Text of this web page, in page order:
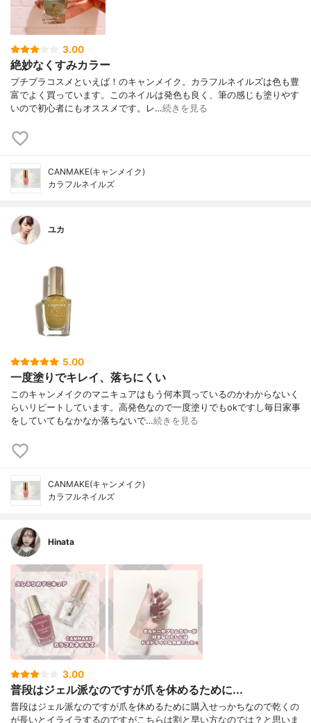
3.00
絶妙なくすみカラー
プチプラコスメといえば！のキャンメイク。カラフルネイルズは色も豊
富でよく買っています。このネイルは発色も良く、筆の感じも塗りやす
いので初心者にもオススメです。レ…続きを見る
CANMAKE(キャンメイク)
カラフルネイルズ
ユカ
5.00
一度塗りでキレイ、落ちにくい
このキャンメイクのマニキュアはもう何本買っているのかわからないく
らいリピートしています。高発色なので一度塗りでもokですし毎日家事
をしていてもなかなか落ちないで…続きを見る
CANMAKE(キャンメイク)
カラフルネイルズ
Hinata
3.00
普段はジェル派なのですが爪を休めるために...
普段はジェル派なのですが爪を休めるために購入せっかちなので乾くの
が長いとイライラするのですがこちらは割と早い方なのでは？と思いま